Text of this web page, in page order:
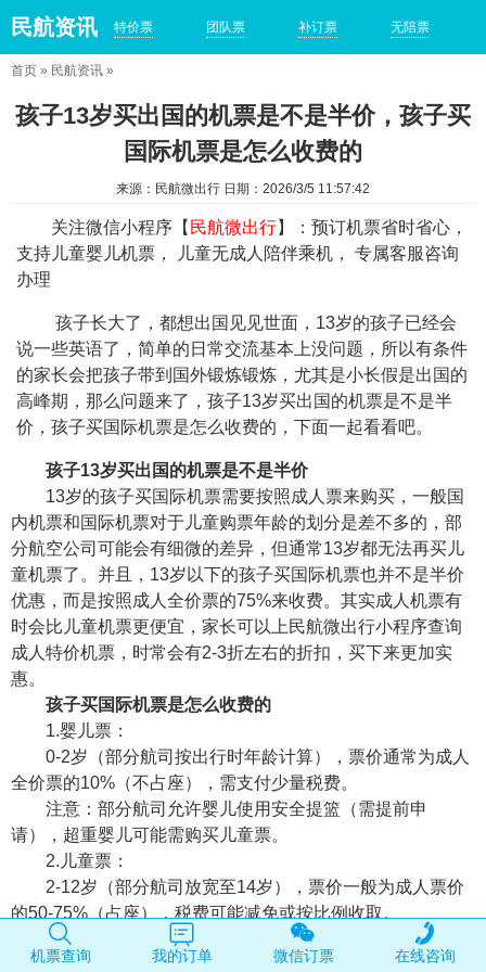
民航资讯 特价票 团队票 补订票 无陪票
首页 » 民航资讯 »
孩子13岁买出国的机票是不是半价，孩子买
国际机票是怎么收费的
来源：民航微出行 日期：2026/3/5 11:57:42
关注微信小程序【 民航微出行】：预订机票省时省心，
支持儿童婴儿机票， 儿童无成人陪伴乘机， 专属客服咨询
办理
孩子长大了，都想出国见见世面，13岁的孩子已经会
说一些英语了，简单的日常交流基本上没问题，所以有条件
的家长会把孩子带到国外锻炼锻炼，尤其是小长假是出国的
高峰期，那么问题来了，孩子13岁买出国的机票是不是半
价，孩子买国际机票是怎么收费的，下面一起看看吧。
孩子13岁买出国的机票是不是半价
13岁的孩子买国际机票需要按照成人票来购买，一般国
内机票和国际机票对于儿童购票年龄的划分是差不多的，部
分航空公司可能会有细微的差异，但通常13岁都无法再买儿
童机票了。并且，13岁以下的孩子买国际机票也并不是半价
优惠，而是按照成人全价票的75%来收费。其实成人机票有
时会比儿童机票更便宜，家长可以上民航微出行小程序查询
成人特价机票，时常会有2-3折左右的折扣，买下来更加实
惠。
孩子买国际机票是怎么收费的
1.婴儿票：
0-2岁（部分航司按出行时年龄计算），票价通常为成人
全价票的10%（不占座），需支付少量税费。
注意：部分航司允许婴儿使用安全提篮（需提前申
请），超重婴儿可能需购买儿童票。
2.儿童票：
2-12岁（部分航司放宽至14岁），票价一般为成人票价
的50-75%（占座），税费可能减免或按比例收取。
这里要提醒大家，当成人票折扣低于儿童票价时（如成
人3折，儿童5折），可尝试直接为儿童购买成人票，这样更
机票查询 我的订单 微信订票 在线咨询